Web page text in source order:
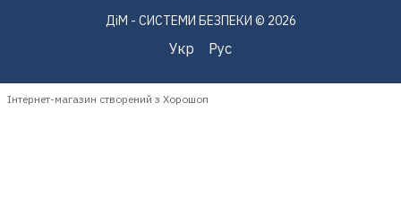
ДіМ - СИСТЕМИ БЕЗПЕКИ © 2026
Укр Рус
Інтернет-магазин створений з Хорошоп